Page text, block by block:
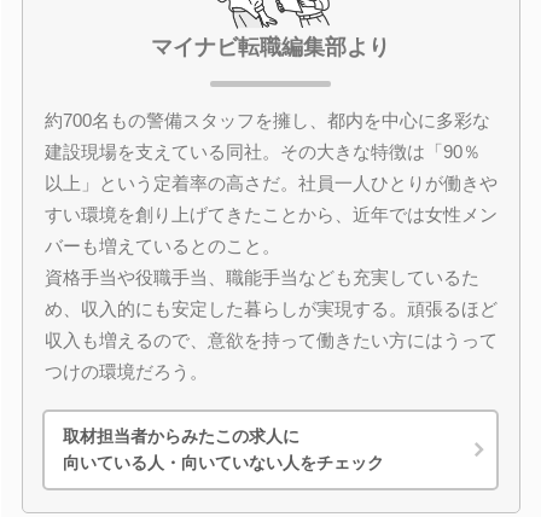
マイナビ転職編集部より
約700名もの警備スタッフを擁し、都内を中心に多彩な
建設現場を支えている同社。その大きな特徴は「90％
以上」という定着率の高さだ。社員一人ひとりが働きや
すい環境を創り上げてきたことから、近年では女性メン
バーも増えているとのこと。
資格手当や役職手当、職能手当なども充実しているた
め、収入的にも安定した暮らしが実現する。頑張るほど
収入も増えるので、意欲を持って働きたい方にはうって
つけの環境だろう。
取材担当者からみたこの求人に
向いている人・向いていない人をチェック